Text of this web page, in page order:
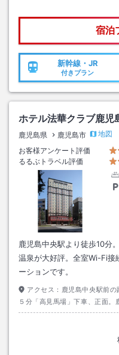
宿泊
新幹線・JR
付きプラン
ホテル法華クラブ鹿児
鹿児島県 鹿児島市
地図
お客様アンケート評価
るるぶトラベル評価
鹿児島中央駅より徒歩10分
温泉が大好評。全室Wi-Fi接
ーションです。
アクセス： 鹿児島中央駅前
５分「高見馬場」下車、正面。
ンバスに乗車（約５０分）→天